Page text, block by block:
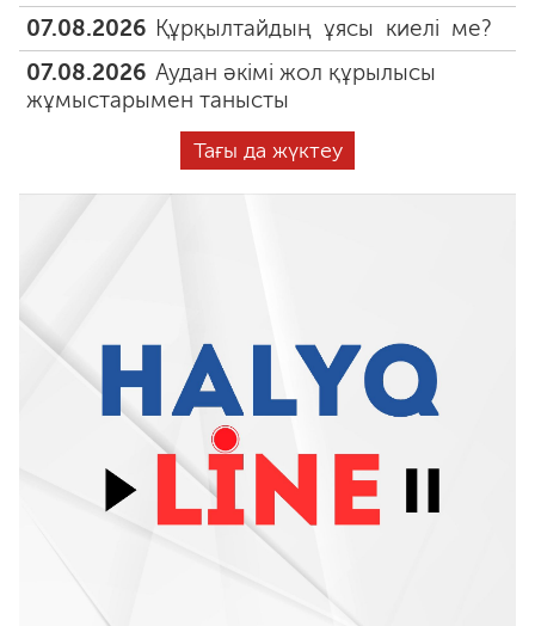
07.08.2026 Құрқылтайдың ұясы киелі ме?
07.08.2026 Аудан әкімі жол құрылысы
жұмыстарымен танысты
Тағы да жүктеу